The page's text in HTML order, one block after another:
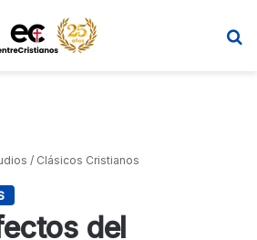
/ Clásicos Cristianos
del